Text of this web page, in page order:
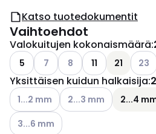
Katso tuotedokumentit
Vaihtoehdot
Valokuitujen kokonaismäärä:
5 Katso käytettävissä olevat
7 Katso käytettävissä
8 11 21 23
Yksittäisen kuidun halkaisija:
Katso käytettävissä olevat
1...2 mm Katso käytettävissä
2...3 mm 2...4
Katso käytettävissä olevat
3...6 mm